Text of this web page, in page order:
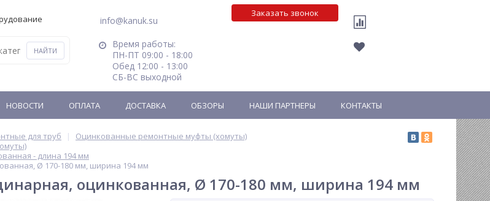
info@kanuk.su
Время работы:
ПН-ПТ 09:00 - 18:00
Обед 12:00 - 13:00
СБ-ВС выходной
Заказать звонок
НОВОСТИ ОПЛАТА ДОСТАВКА ОБЗОРЫ НАШИ ПАРТНЕРЫ КОНТАКТЫ
для труб
Оцинкованные ремонтные муфты (хомуты)
- длина 194 мм
Ø 170-180 мм, ширина 194 мм
оцинкованная, Ø 170-180 мм, ширина 194 мм